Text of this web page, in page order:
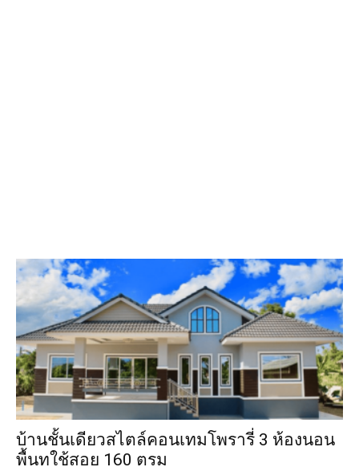
บ้านชั้นเดียวสไตล์คอนเทมโพรารี่ 3 ห้องนอน
พื้นทใช้สอย 160 ตรม